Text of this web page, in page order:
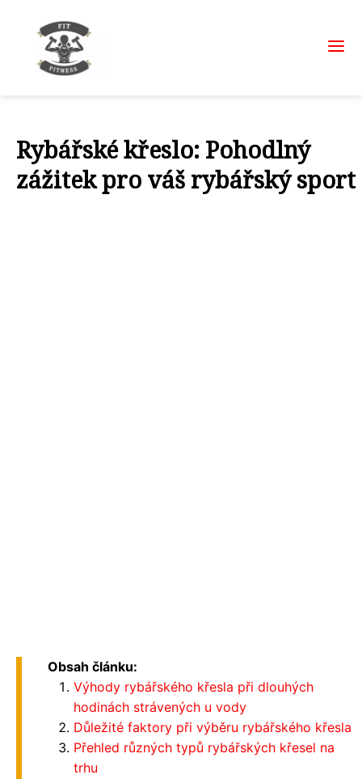
Rybářské křeslo: Pohodlný
zážitek pro váš rybářský sport
Obsah článku:
Výhody rybářského křesla při dlouhých
hodinách strávených u vody
Důležité faktory při výběru rybářského křesla
Přehled různých typů rybářských křesel na
trhu